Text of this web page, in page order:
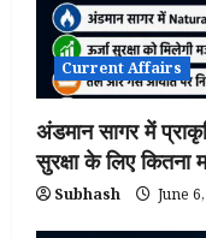
Current Affairs
अंडमान सागर में
सुरक्षा के लिए कितना
Subhash June